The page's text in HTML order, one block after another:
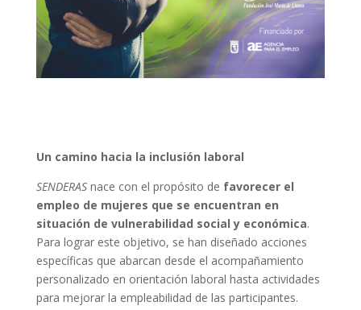
Un camino hacia la inclusión laboral
SENDERASnace con el propósito de favorecer el
empleo de mujeres que se encuentran en
situación de vulnerabilidad social y económica.
Para lograr este objetivo, se han diseñado acciones
específicas que abarcan desde el acompañamiento
personalizado en orientación laboral hasta actividades
para mejorar la empleabilidad de las participantes.